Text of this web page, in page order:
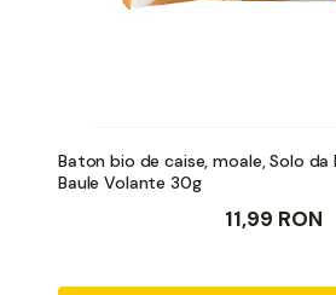
Baton bio de caise, moale, Solo
Baule Volante 30g
11,99 RON